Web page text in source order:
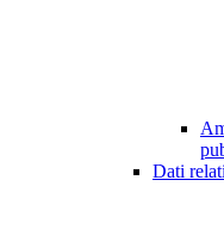
Dati